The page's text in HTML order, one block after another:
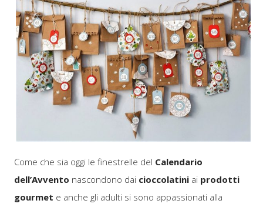
Come che sia oggi le finestrelle del Calendario
dell’Avvento nascondono dai cioccolatini ai prodotti
gourmet e anche gli adulti si sono appassionati alla